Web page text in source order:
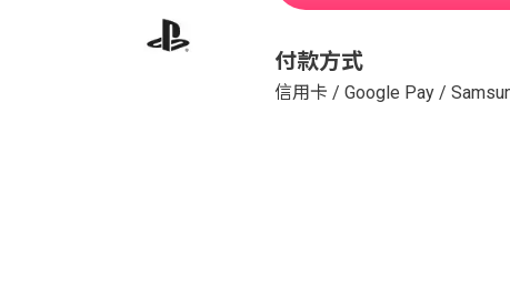
付款方式
信用卡 / Google Pay /